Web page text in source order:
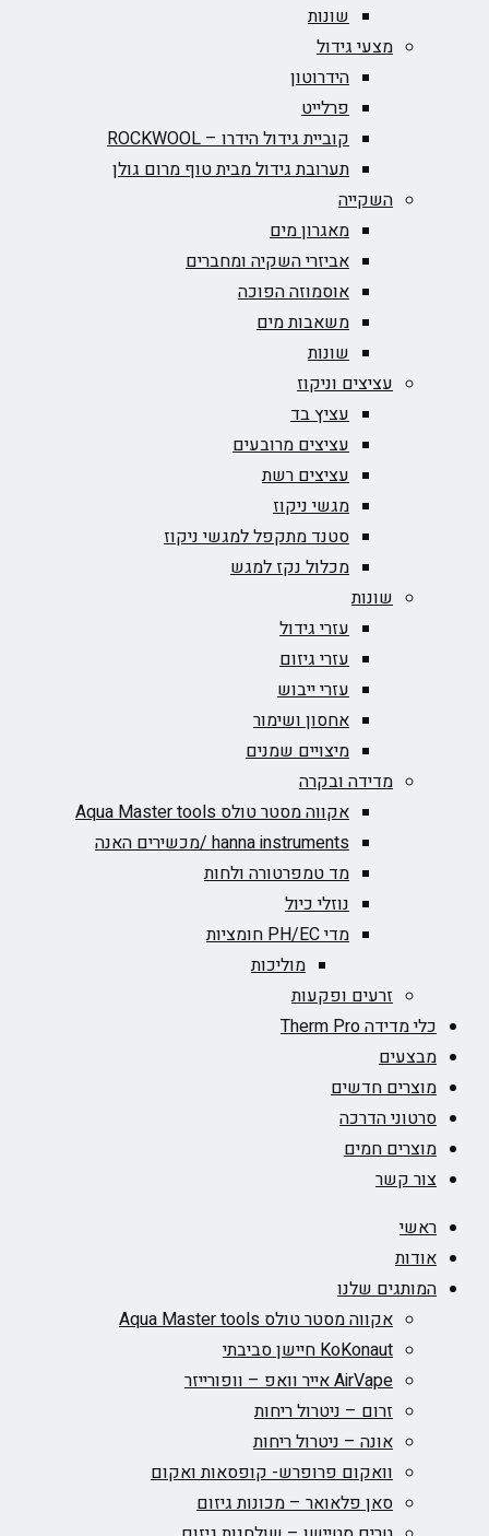
שונות
מצעי גידול
הידרוטון
פרלייט
קוביית גידול הידרו – ROCKWOOL‏
תערובת גידול מבית טוף מרום גולן
השקייה
מאגרון מים
אביזרי השקיה ומחברים
אוסמוזה הפוכה
משאבות מים
שונות
עציצים וניקוז
עציץ בד
עציצים מרובעים
עציצים רשת
מגשי ניקוז
סטנד מתקפל למגשי ניקוז
מכלול נקז למגש
שונות
עזרי גידול
עזרי גיזום
עזרי ייבוש
אחסון ושימור
מיצויים שמנים
מדידה ובקרה
אקווה מסטר טולס Aqua Master tools
hanna instruments /מכשירים האנה
מד טמפרטורה ולחות
נוזלי כיול
מדי PH/EC חומציות
מוליכות
זרעים ופקעות
כלי מדידה Therm Pro
מבצעים
מוצרים חדשים
סרטוני הדרכה
מוצרים חמים
צור קשר
ראשי
אודות
המותגים שלנו
אקווה מסטר טולס Aqua Master tools
KoKonaut חיישן סביבתי
AirVape אייר וואפ – וופורייזר
זרום – ניטרול ריחות
אונה – ניטרול ריחות
וואקום פרופרש- קופסאות ואקום
סאן פלאואר – מכונות גיזום